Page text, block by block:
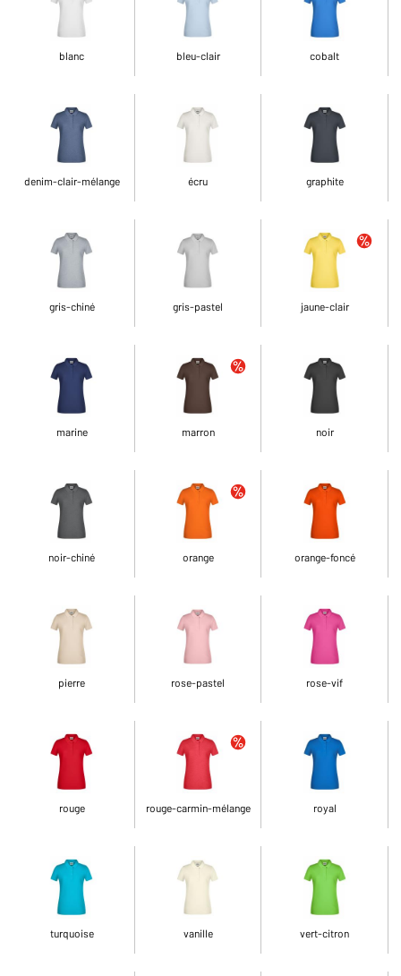
blanc bleu-clair cobalt
denim-clair-mélange écru graphite
gris-chiné gris-pastel jaune-clair
marine marron noir
noir-chiné orange orange-foncé
pierre rose-pastel rose-vif
rouge rouge-carmin-mélange royal
turquoise vanille vert-citron